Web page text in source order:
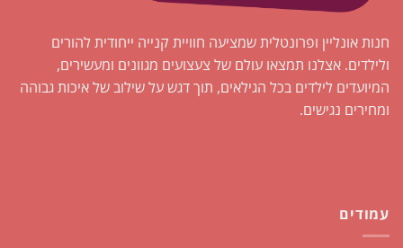
חנות אונליין ופרונטלית שמציעה חוויית קנייה ייחודית להורים
ולילדים. אצלנו תמצאו עולם של צעצועים מגוונים ומעשירים,
המיועדים לילדים בכל הגילאים, תוך דגש על שילוב של איכות גבוהה
ומחירים נגישים.
עמודים